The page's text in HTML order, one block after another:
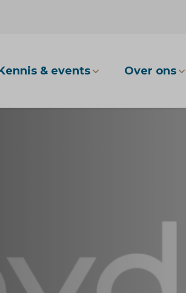
& events Over ons